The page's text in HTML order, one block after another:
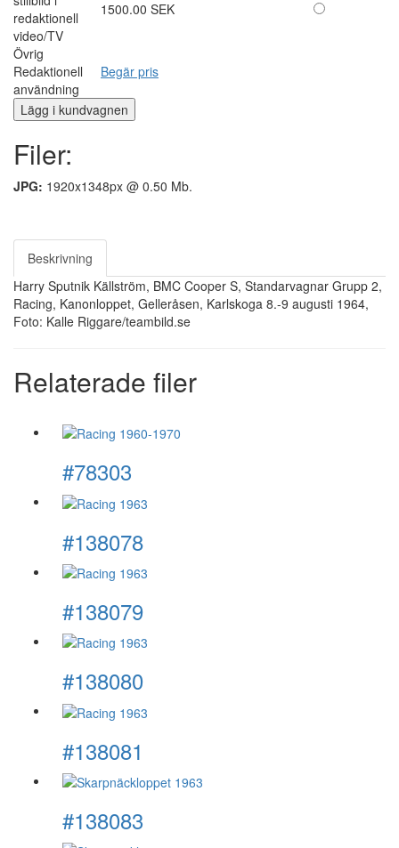
redaktionell
video/TV
1500.00 SEK
Övrig
Redaktionell
användning
Begär pris
Filer:
JPG: 1920x1348px @ 0.50 Mb.
Beskrivning
Harry Sputnik Källström, BMC Cooper S, Standarvagnar Grupp 2,
Racing, Kanonloppet, Gelleråsen, Karlskoga 8.-9 augusti 1964,
Foto: Kalle Riggare/teambild.se
Relaterade filer
#78303
#138078
#138079
#138080
#138081
#138083